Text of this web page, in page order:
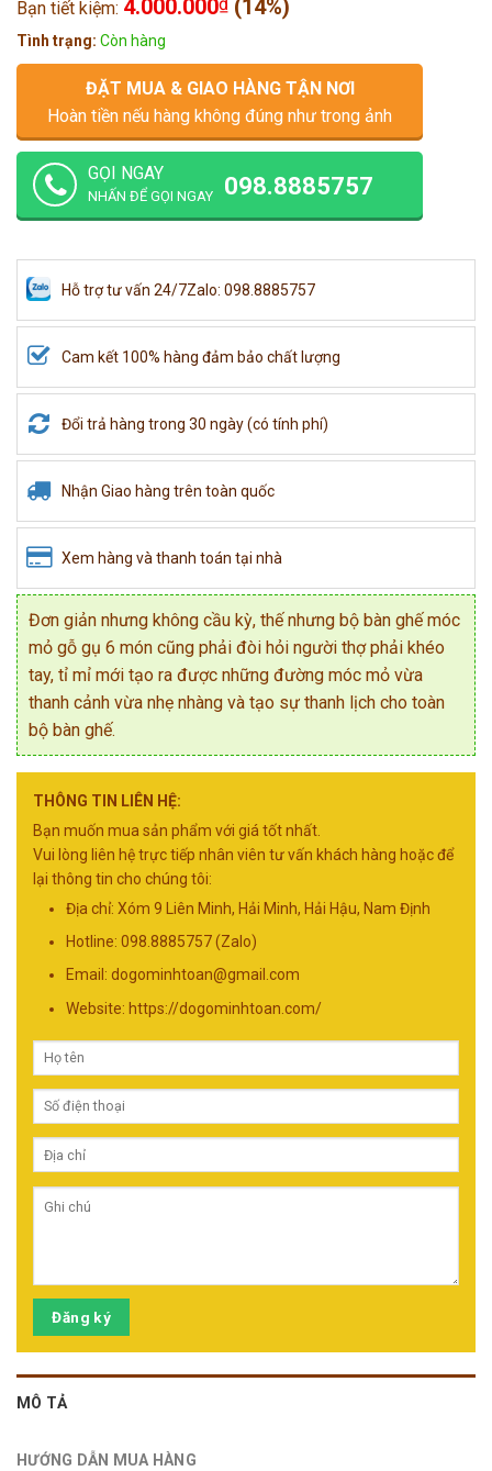
Bạn tiết kiệm: 4.000.000 (14%)
Tình trạng: Còn hàng
ĐẶT MUA & GIAO HÀNG TẬN NƠI
Hoàn tiền nếu hàng không đúng như trong ảnh
GỌI NGAY
NHẤN ĐỂ GỌI NGAY 098.8885757
Hỗ trợ tư vấn 24/7Zalo: 098.8885757
Cam kết 100% hàng đảm bảo chất lượng
Đổi trả hàng trong 30 ngày (có tính phí)
Nhận Giao hàng trên toàn quốc
Xem hàng và thanh toán tại nhà
Đơn giản nhưng không cầu kỳ, thế nhưng bộ bàn ghế móc
mỏ gỗ gụ 6 món cũng phải đòi hỏi người thợ phải khéo
tay, tỉ mỉ mới tạo ra được những đường móc mỏ vừa
thanh cảnh vừa nhẹ nhàng và tạo sự thanh lịch cho toàn
bộ bàn ghế.
THÔNG TIN LIÊN HỆ:
Bạn muốn mua sản phẩm với giá tốt nhất.
Vui lòng liên hệ trực tiếp nhân viên tư vấn khách hàng hoặc để
lại thông tin cho chúng tôi:
Địa chỉ: Xóm 9 Liên Minh, Hải Minh, Hải Hậu, Nam Định
Hotline: 098.8885757 (Zalo)
Email: dogominhtoan@gmail.com
Website: https://dogominhtoan.com/
Đăng ký
MÔ TẢ
HƯỚNG DẪN MUA HÀNG